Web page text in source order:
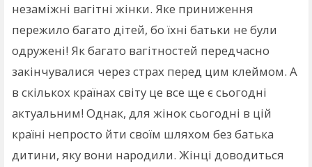
незаміжні вагітні жінки. Яке приниження
пережило багато дітей, бо їхні батьки не були
одружені! Як багато вагітностей передчасно
закінчувалися через страх перед цим клеймом. А
в скількох країнах світу це все ще є сьогодні
актуальним! Однак, для жінок сьогодні в цій
країні непросто йти своїм шляхом без батька
дитини, яку вони народили. Жінці доводиться